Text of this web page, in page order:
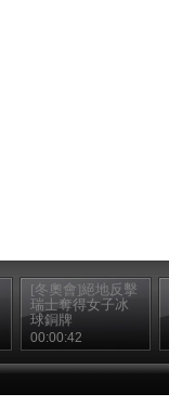
[冬奧會]絕地反擊
瑞士奪得女子冰
球銅牌
00:00:42